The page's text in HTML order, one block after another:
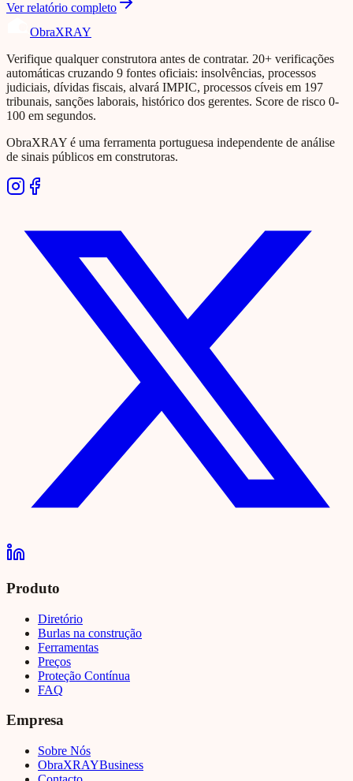
Ver relatório completo
ObraXRAY
Verifique qualquer construtora antes de contratar. 20+ verificações
automáticas cruzando 9 fontes oficiais: insolvências, processos
judiciais, dívidas fiscais, alvará IMPIC, processos cíveis em 197
tribunais, sanções laborais, histórico dos gerentes. Score de risco 0-
100 em segundos.
ObraXRAY é uma ferramenta portuguesa independente de análise
de sinais públicos em construtoras.
Produto
Diretório
Burlas na construção
Ferramentas
Preços
Proteção Contínua
FAQ
Empresa
Sobre Nós
ObraXRAYBusiness